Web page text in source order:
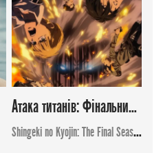
Атака титанів: Фінальний сезон (сезон 4, частина 3)
Shingeki no Kyojin: The Final Season - Kanketsu-hen